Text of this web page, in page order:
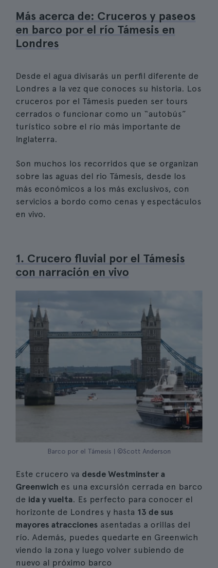
Más acerca de: Cruceros y paseos
en barco por el río Támesis en
Londres
Desde el agua divisarás un perfil diferente de
Londres a la vez que conoces su historia. Los
cruceros por el Támesis pueden ser tours
cerrados o funcionar como un “autobús”
turístico sobre el río más importante de
Inglaterra.
Son muchos los recorridos que se organizan
sobre las aguas del rio Támesis, desde los
más económicos a los más exclusivos, con
servicios a bordo como cenas y espectáculos
en vivo.
1. Crucero fluvial por el Támesis
con narración en vivo
Barco por el Támesis | ©Scott Anderson
Este crucero va desde Westminster a
Greenwich es una excursión cerrada en barco
de ida y vuelta. Es perfecto para conocer el
horizonte de Londres y hasta 13 de sus
mayores atracciones asentadas a orillas del
río. Además, puedes quedarte en Greenwich
viendo la zona y luego volver subiendo de
nuevo al próximo barco